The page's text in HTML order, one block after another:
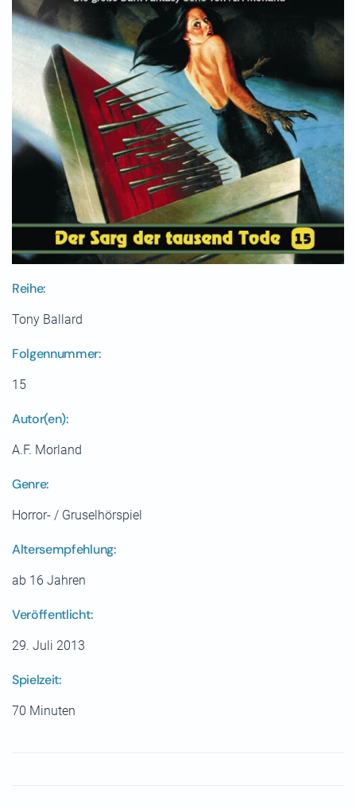
Reihe:
Tony Ballard
Folgennummer:
15
Autor(en):
A.F. Morland
Genre:
Horror- / Gruselhörspiel
Altersempfehlung:
ab 16 Jahren
Veröffentlicht:
29. Juli 2013
Spielzeit:
70 Minuten